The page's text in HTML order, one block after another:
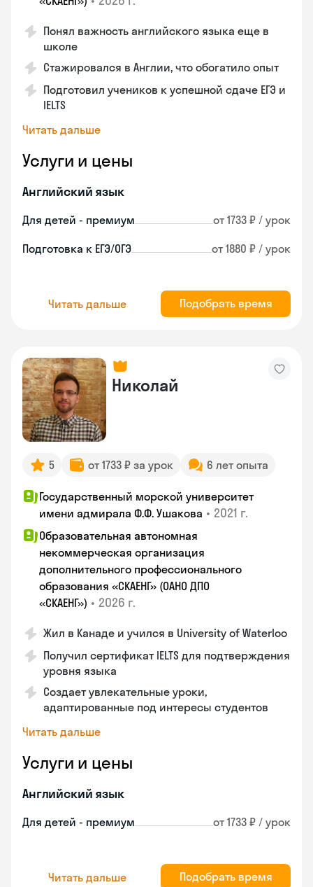
Понял важность английского языка еще в
школе
Стажировался в Англии, что обогатило опыт
Подготовил учеников к успешной сдаче ЕГЭ и
IELTS
Читать дальше
Услуги и цены
Английский язык
Для детей - премиум от 1733 ₽ / урок
Подготовка к ЕГЭ/ОГЭ от 1880 ₽ / урок
Читать дальше Подобрать время
Николай
5 от 1733 ₽ за урок 6 лет опыта
Государственный морской университет
имени адмирала Ф.Ф. Ушакова • 2021 г.
Образовательная автономная
некоммерческая организация
дополнительного профессионального
образования «СКАЕНГ» (ОАНО ДПО
«СКАЕНГ») • 2026 г.
Жил в Канаде и учился в University of Waterloo
Получил сертификат IELTS для подтверждения
уровня языка
Создает увлекательные уроки,
адаптированные под интересы студентов
Читать дальше
Услуги и цены
Английский язык
Для детей - премиум от 1733 ₽ / урок
Читать дальше Подобрать время